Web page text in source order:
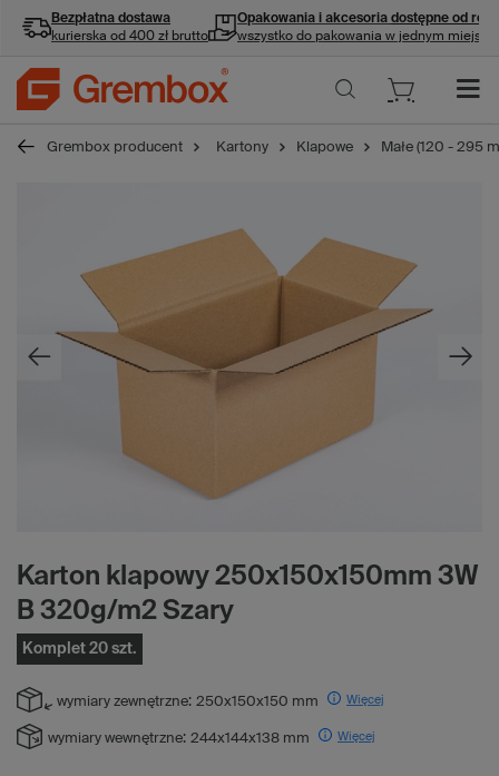
Bezpłatna dostawa
kurierska od 400 zł brutto
Opakowania i akcesoria dostępne od ręki
wszystko do pakowania w jednym miejscu
Grembox producent Kartony Klapowe Małe (120 - 295
Karton klapowy 250x150x150mm 3W
B 320g/m2 Szary
Komplet 20 szt.
wymiary zewnętrzne: 250x150x150 mm Więcej
wymiary wewnętrzne: 244x144x138 mm Więcej